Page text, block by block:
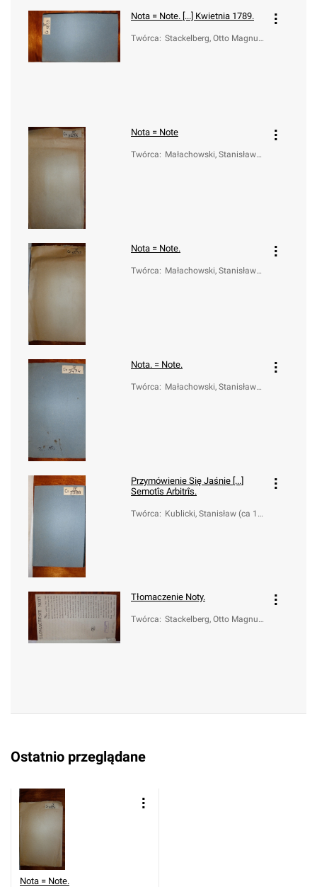
Nota = Note. [...] Kwietnia 1789.
Twórca: Stackelberg, Otto Magnus
Nota = Note
Twórca: Małachowski, Stanisław
Nota = Note.
Twórca: Małachowski, Stanisław
Nota. = Note.
Twórca: Małachowski, Stanisław
Przymówienie Się Jaśnie [...]
Semotîs Arbitrîs.
Twórca: Kublicki, Stanisław (ca 17
Tłomaczenie Noty.
Twórca: Stackelberg, Otto Magnus
Ostatnio przeglądane
Nota = Note.